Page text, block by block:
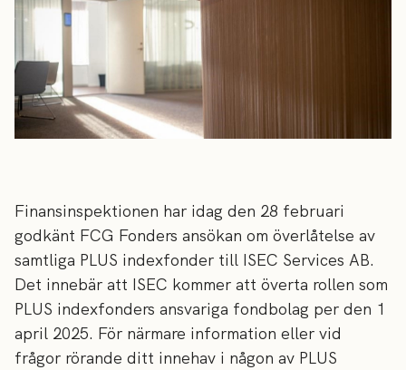
Finansinspektionen har idag den 28 februari
godkänt FCG Fonders ansökan om överlåtelse av
samtliga PLUS indexfonder till ISEC Services AB.
Det innebär att ISEC kommer att överta rollen som
PLUS indexfonders ansvariga fondbolag per den 1
april 2025. För närmare information eller vid
frågor rörande ditt innehav i någon av PLUS